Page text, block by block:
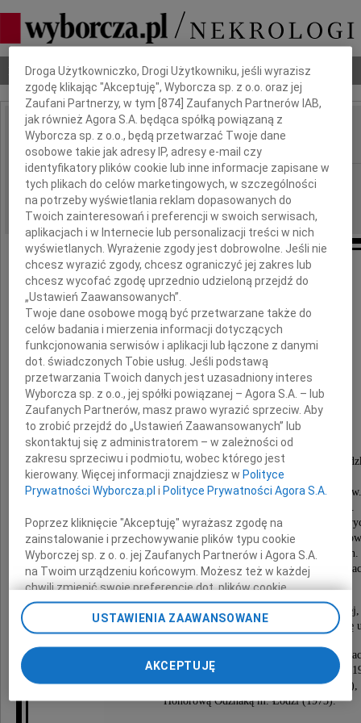
Nekrologi Odeszli Poradnik pogrzebowy
IMIĘ I NAZWISKO: Ryszard Przybylski
REGION: Łódź
DATA EMISJI: 09.03.2018
Z głębokim żalem zawiadamiamy, że
28 lutego 2018 roku zmarł
Doc. dr inż.
Ryszard Przybylski
Pracownik naukowo-dydaktyczny Politechniki
z którą związany był przez ponad 60 lat.
Nauczyciel akademicki wielu pokoleń studentów.
Dziekan Wydziału Mechanicznego (1975-77).
Specjalista w dziedzinie turbin parowych i
pracował w Katedrze Cieplnych Maszyn
a później w Instytucie Maszyn Przepływowych.
Po przejściu na emeryturę przez niemal dwie dekady koordynował
i doświadczeniem kolejnym trzem rektorom.
Człowiek o wielkiej wiedzy i kulturze osobistej,
redaktor wielu wydawnictw dokumentujących historię
Za działalność naukową, wdrożeniową i dydaktyczną
Krzyżem Kawalerskim Orderu Odrodzenia Polski
Medalem Komisji Edukacji Narodowej (1976),
Honorową Odznaką m. Łodzi (1973).
Dbamy o Twoją prywatność
Droga Użytkowniczko, Drogi Użytkowniku, jeśli wyrazisz
zgodę klikając "Akceptuję", Wyborcza sp. z o.o. oraz jej
Zaufani Partnerzy, w tym [874 ] Zaufanych Partnerów IAB,
jak również Agora S.A. będąca spółką powiązaną z
Wyborcza sp. z o.o., będą przetwarzać Twoje dane
osobowe takie jak adresy IP, adresy e-mail czy
identyfikatory plików cookie lub inne informacje zapisane w
tych plikach do celów marketingowych, w szczególności
na potrzeby wyświetlania reklam dopasowanych do
Twoich zainteresowań i preferencji w swoich serwisach,
aplikacjach i w Internecie lub personalizacji treści w nich
wyświetlanych. Wyrażenie zgody jest dobrowolne. Jeśli nie
chcesz wyrazić zgody, chcesz ograniczyć jej zakres lub
chcesz wycofać zgodę uprzednio udzieloną przejdź do
„Ustawień Zaawansowanych”.
Twoje dane osobowe mogą być przetwarzane także do
celów badania i mierzenia informacji dotyczących
funkcjonowania serwisów i aplikacji lub łączone z danymi
dot. świadczonych Tobie usług. Jeśli podstawą
przetwarzania Twoich danych jest uzasadniony interes
Wyborcza sp. z o.o., jej spółki powiązanej – Agora S.A. – lub
Zaufanych Partnerów, masz prawo wyrazić sprzeciw. Aby
to zrobić przejdź do „Ustawień Zaawansowanych” lub
skontaktuj się z administratorem – w zależności od
zakresu sprzeciwu i podmiotu, wobec którego jest
kierowany. Więcej informacji znajdziesz w Polityce
Prywatności Wyborcza.pl i Polityce Prywatności Agora S.A.
Poprzez kliknięcie "Akceptuję" wyrażasz zgodę na
zainstalowanie i przechowywanie plików typu cookie
Wyborczej sp. z o. o. jej Zaufanych Partnerów i Agora S.A.
na Twoim urządzeniu końcowym. Możesz też w każdej
chwili zmienić swoje preferencje dot. plików cookie,
ponownie wywołując narzędzie do zarządzania Twoimi
preferencjami dot. przetwarzania danych poprzez
odnośnik „Ustawienia prywatności” w stopce serwisu i
przechodząc do sekcji „Ustawienia zaawansowane”.
Zmiana ustawień plików cookie możliwa jest także za
pomocą ustawień przeglądarki.
USTAWIENIA ZAAWANSOWANE
AKCEPTUJĘ